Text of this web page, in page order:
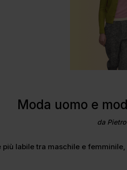
Moda uomo e
da
labile tra maschile e